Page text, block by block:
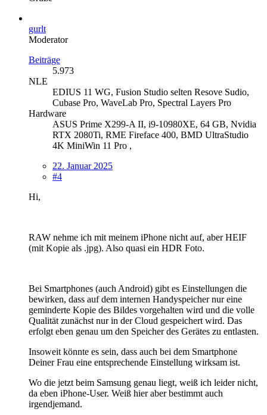
gurlt
Moderator
Beiträge
5.973
NLE
EDIUS 11 WG, Fusion Studio selten Resove Sudio,
Cubase Pro, WaveLab Pro, Spectral Layers Pro
Hardware
ASUS Prime X299-A II, i9-10980XE, 64 GB, Nvidia
RTX 2080Ti, RME Fireface 400, BMD UltraStudio
4K MiniWin 11 Pro ,
22. Januar 2025
#4
Hi,
RAW nehme ich mit meinem iPhone nicht auf, aber HEIF
(mit Kopie als .jpg). Also quasi ein HDR Foto.
Bei Smartphones (auch Android) gibt es Einstellungen die
bewirken, dass auf dem internen Handyspeicher nur eine
geminderte Kopie des Bildes vorgehalten wird und die volle
Qualität zunächst nur in der Cloud gespeichert wird. Das
erfolgt eben genau um den Speicher des Gerätes zu entlasten.
Insoweit könnte es sein, dass auch bei dem Smartphone
Deiner Frau eine entsprechende Einstellung wirksam ist.
Wo die jetzt beim Samsung genau liegt, weiß ich leider nicht,
da eben iPhone-User. Weiß hier aber bestimmt auch
irgendjemand.